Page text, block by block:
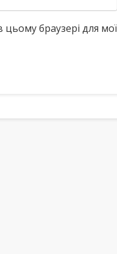
цьому браузері для